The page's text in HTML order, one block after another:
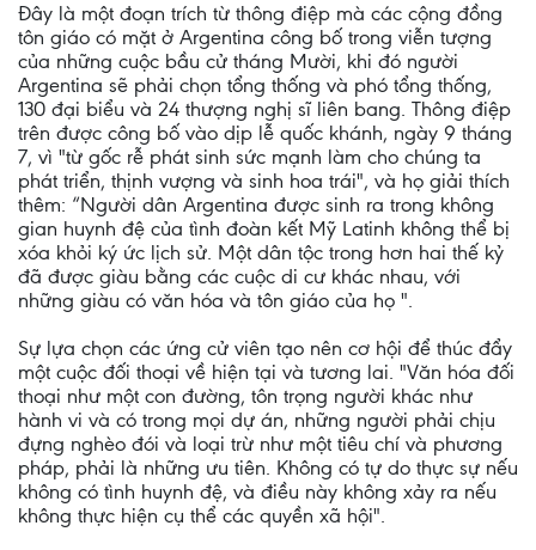
Đây là một đoạn trích từ thông điệp mà các cộng đồng
tôn giáo có mặt ở Argentina công bố trong viễn tượng
của những cuộc bầu cử tháng Mười, khi đó người
Argentina sẽ phải chọn tổng thống và phó tổng thống,
130 đại biểu và 24 thượng nghị sĩ liên bang. Thông điệp
trên được công bố vào dịp lễ quốc khánh, ngày 9 tháng
7, vì "từ gốc rễ phát sinh sức mạnh làm cho chúng ta
phát triển, thịnh vượng và sinh hoa trái", và họ giải thích
thêm: “Người dân Argentina được sinh ra trong không
gian huynh đệ của tình đoàn kết Mỹ Latinh không thể bị
xóa khỏi ký ức lịch sử. Một dân tộc trong hơn hai thế kỷ
đã được giàu bằng các cuộc di cư khác nhau, với
những giàu có văn hóa và tôn giáo của họ ".
Sự lựa chọn các ứng cử viên tạo nên cơ hội để thúc đẩy
một cuộc đối thoại về hiện tại và tương lai. "Văn hóa đối
thoại như một con đường, tôn trọng người khác như
hành vi và có trong mọi dự án, những người phải chịu
đựng nghèo đói và loại trừ như một tiêu chí và phương
pháp, phải là những ưu tiên. Không có tự do thực sự nếu
không có tình huynh đệ, và điều này không xảy ra nếu
không thực hiện cụ thể các quyền xã hội".